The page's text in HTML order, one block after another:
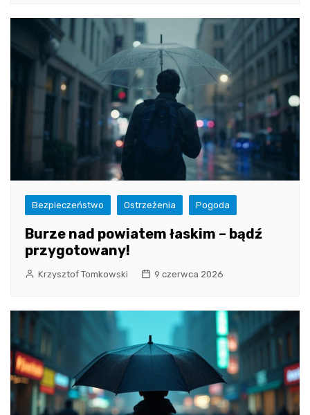
Bezpieczeństwo Ostrzeżenia Pogoda
Burze nad powiatem łaskim – bądź
przygotowany!
Krzysztof Tomkowski 9 czerwca 2026